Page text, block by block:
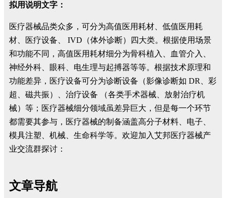
拟用说明文字：
医疗器械品类众多，可分为高值医用耗材、低值医用耗
材、医疗设备、 IVD（体外诊断）四大类。根据使用场景
和功能不同，高值医用耗材细分为骨科植入、血管介入、
神经外科、眼科、电生理与起搏器等等。根据技术原理和
功能差异，医疗设备可分为诊断设备（影像诊断如 DR、彩
超、磁共振）、治疗设备 （各类手术器械、放射治疗机
械）等；医疗器械细分领域虽差异巨大，但是每一个环节
都需要其参与，医疗器械的制备涵盖高分子材料、电子、
模具注塑、机械、生命科学等。欢迎加入艾邦医疗器械产
业交流群探讨：
文章导航